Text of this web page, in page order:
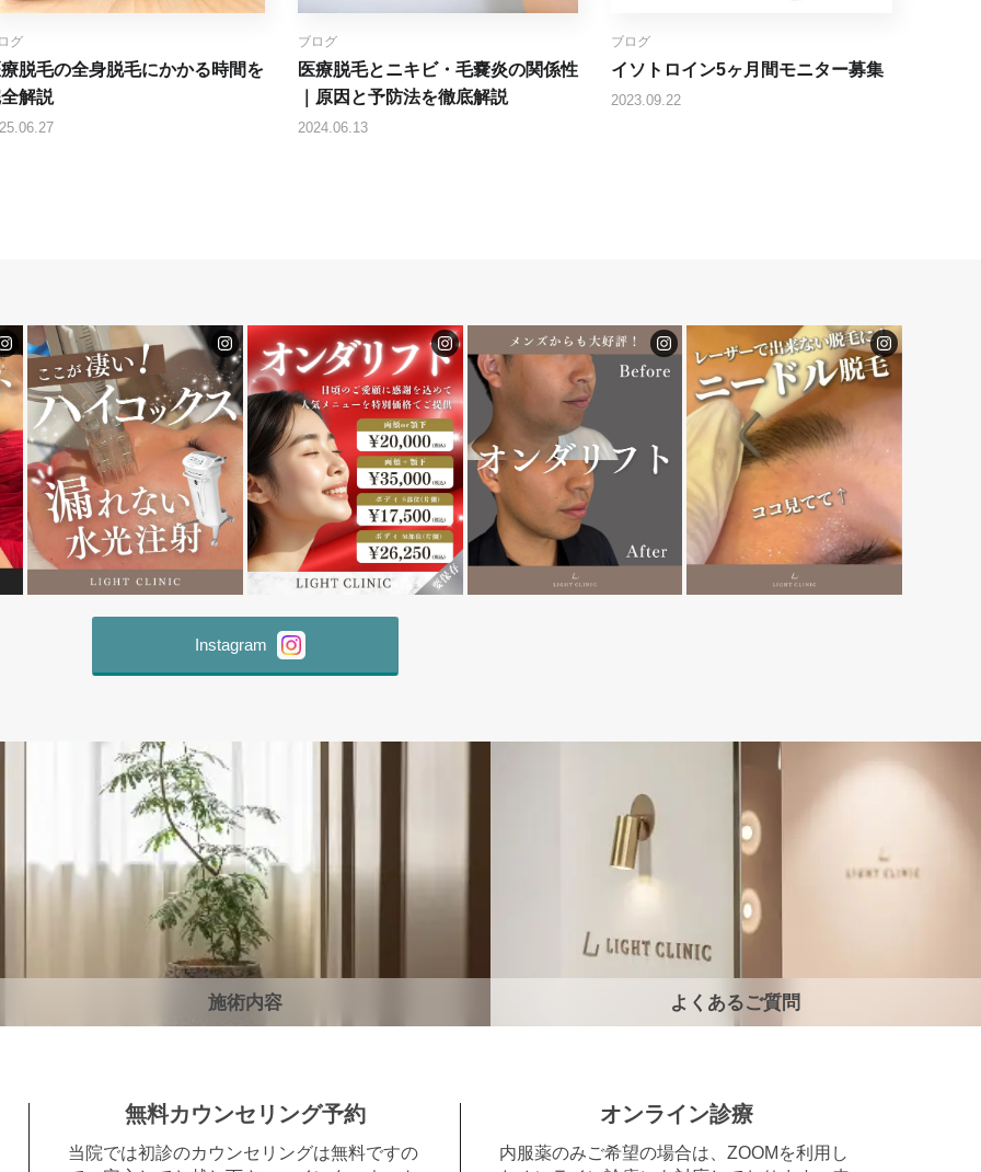
グ
脱毛の全身脱毛にかかる時間を
解説
ブログ
医療脱毛とニキビ・毛嚢炎の関係性
｜原因と予防法を徹底解説
2024.06.13
ブログ
イソトロイン5ヶ月間モニター募集
2023.09.22
Instagram
施術内容 よくあるご質問
無料カウンセリング予約
当院では初診のカウンセリングは無料ですの
オンライン診療
内服薬のみご希望の場合は、ZOOMを利用し